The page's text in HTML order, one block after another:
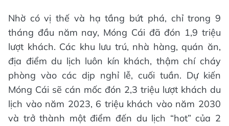
Nhờ có vị thế và hạ tầng bứt phá, chỉ trong 9
tháng đầu năm nay, Móng Cái đã đón 1,9 triệu
lượt khách. Các khu lưu trú, nhà hàng, quán ăn,
địa điểm du lịch luôn kín khách, thậm chí cháy
phòng vào các dịp nghỉ lễ, cuối tuần. Dự kiến
Móng Cái sẽ cán mốc đón 2,3 triệu lượt khách du
lịch vào năm 2023, 6 triệu khách vào năm 2030
và trở thành một điểm đến du lịch “hot” của 2